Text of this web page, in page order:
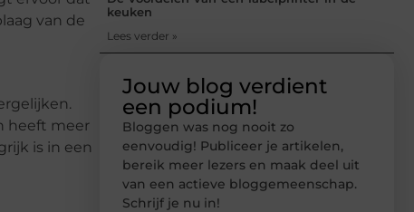
van de
heeft meer
is in een
keuken
Lees verder »
Jouw blog verdient
een podium!
Bloggen was nog nooit zo
eenvoudig! Publiceer je artikelen,
bereik meer lezers en maak deel uit
van een actieve bloggemeenschap.
Schrijf je nu in!